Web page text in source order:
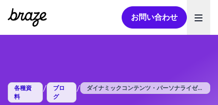
お問い合わせ
各種資
料
/
ブロ
グ
/ ダイナミックコンテンツ・パーソナライゼー...